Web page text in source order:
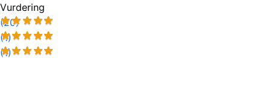
Vurdering
(20)
(1)
(1)